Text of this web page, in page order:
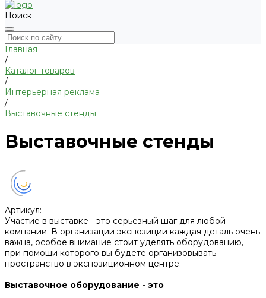
Поиск
Главная
/
Каталог товаров
/
Интерьерная реклама
/
Выставочные стенды
Выставочные стенды
Артикул:
Участие в выставке - это серьезный шаг для любой
компании. В организации экспозиции каждая деталь очень
важна, особое внимание стоит уделять оборудованию,
при помощи которого вы будете организовывать
пространство в экспозиционном центре.
Выставочное оборудование - это